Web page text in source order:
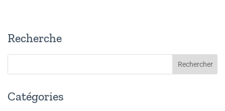
Recherche
Catégories